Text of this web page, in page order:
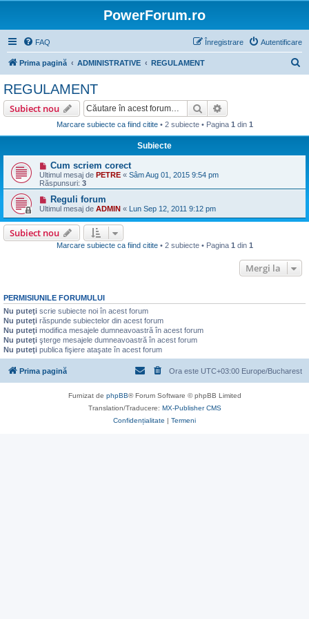
PowerForum.ro
FAQ Autentificare
Înregistrare
Prima pagină ADMINISTRATIVE REGULAMENT
REGULAMENT
Subiect nou Căutare
Marcare subiecte ca fiind citite• 2 subiecte • Pagina 1 din 1
Subiecte
Cum scriem corect
Ultimul mesaj de PETRE « Sâm Aug 01, 2015 9:54 pm
Răspunsuri: 3
Reguli forum
Ultimul mesaj de ADMIN « Lun Sep 12, 2011 9:12 pm
Subiect nou
Marcare subiecte ca fiind citite• 2 subiecte • Pagina 1 din 1
Mergi la
PERMISIUNILE FORUMULUI
Nu puteţi scrie subiecte noi în acest forum
Nu puteţi răspunde subiectelor din acest forum
Nu puteţi modifica mesajele dumneavoastră în acest forum
Nu puteţi şterge mesajele dumneavoastră în acest forum
Nu puteţi publica fişiere ataşate în acest forum
Prima pagină Ora este UTC+03:00 Europe/Bucharest
Furnizat de phpBB® Forum Software © phpBB Limited
Translation/Traducere: MX-Publisher CMS
Confidențialitate | Termeni